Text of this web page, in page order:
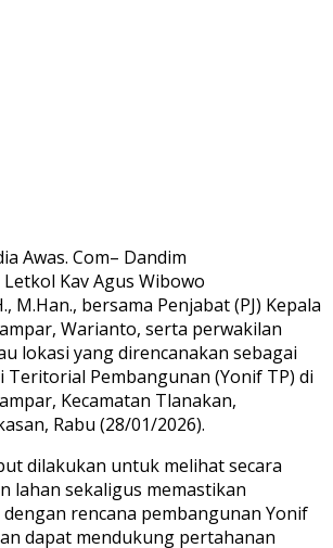
Awas. Com– Dandim
Kav Agus Wibowo
M.Han., bersama Penjabat (PJ) Kepala
Warianto, serta perwakilan
lokasi yang direncanakan sebagai
Pembangunan (Yonif TP) di
Kecamatan Tlanakan,
Rabu (28/01/2026).
dilakukan untuk melihat secara
lahan sekaligus memastikan
rencana pembangunan Yonif
dapat mendukung pertahanan